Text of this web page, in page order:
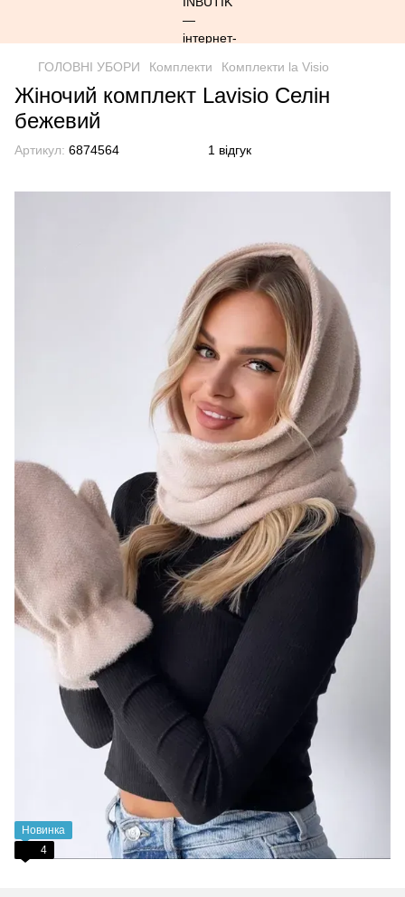
ГОЛОВНІ УБОРИ Комплекти Комплекти la Visio
Жіночий комплект Lavisio Селін
бежевий
Артикул: 6874564 1 відгук
Новинка
4